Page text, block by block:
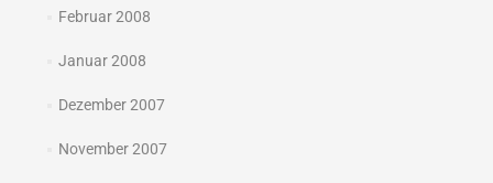
Februar 2008
Januar 2008
Dezember 2007
November 2007